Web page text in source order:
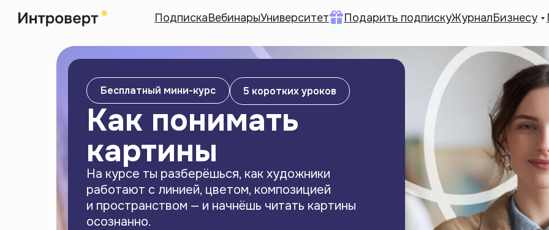
ПодпискаВебинарыУниверситет Подарить подпискуЖурналБизнесу
Бесплатный мини-курс 5 коротких уроков
Как понимать
картины
На курсе ты разберёшься, как художники
работают с линией, цветом, композицией
и пространством — и начнёшь читать картины
осознанно.